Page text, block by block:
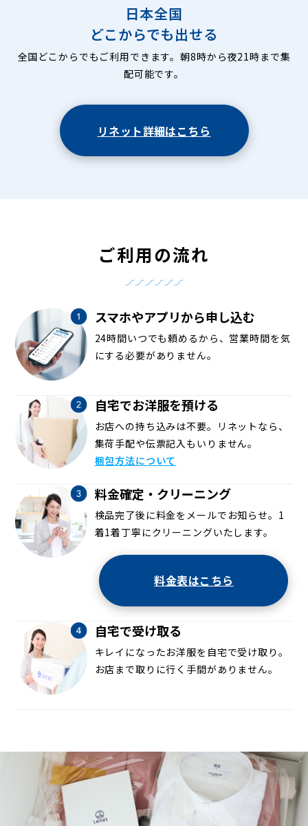
日本全国
どこからでも出せる
全国どこからでもご利用できます。朝8時から夜21時まで集
配可能です。
リネット詳細はこちら
ご利用の流れ
スマホやアプリから申し込む
24時間いつでも頼めるから、営業時間を気
にする必要がありません。
自宅でお洋服を預ける
お店への持ち込みは不要。リネットなら、
集荷手配や伝票記入もいりません。
梱包方法について
料金確定・クリーニング
検品完了後に料金をメールでお知らせ。1
着1着丁寧にクリーニングいたします。
料金表はこちら
自宅で受け取る
キレイになったお洋服を自宅で受け取り。
お店まで取りに行く手間がありません。